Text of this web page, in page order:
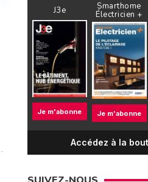
J3e
Je m'abonne
Smarthome
Électricien +
Je m'abonne
Accédez à la